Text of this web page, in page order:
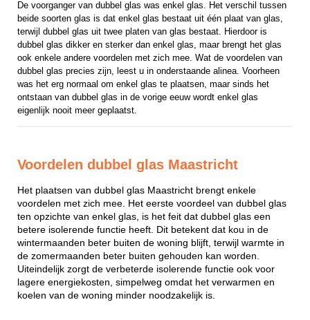
De voorganger van dubbel glas was enkel glas. Het verschil tussen
beide soorten glas is dat enkel glas bestaat uit één plaat van glas,
terwijl dubbel glas uit twee platen van glas bestaat. Hierdoor is
dubbel glas dikker en sterker dan enkel glas, maar brengt het glas
ook enkele andere voordelen met zich mee. Wat de voordelen van
dubbel glas precies zijn, leest u in onderstaande alinea. Voorheen
was het erg normaal om enkel glas te plaatsen, maar sinds het
ontstaan van dubbel glas in de vorige eeuw wordt enkel glas
eigenlijk nooit meer geplaatst.
Voordelen dubbel glas Maastricht
Het plaatsen van dubbel glas Maastricht brengt enkele
voordelen met zich mee. Het eerste voordeel van dubbel glas
ten opzichte van enkel glas, is het feit dat dubbel glas een
betere isolerende functie heeft. Dit betekent dat kou in de
wintermaanden beter buiten de woning blijft, terwijl warmte in
de zomermaanden beter buiten gehouden kan worden.
Uiteindelijk zorgt de verbeterde isolerende functie ook voor
lagere energiekosten, simpelweg omdat het verwarmen en
koelen van de woning minder noodzakelijk is.